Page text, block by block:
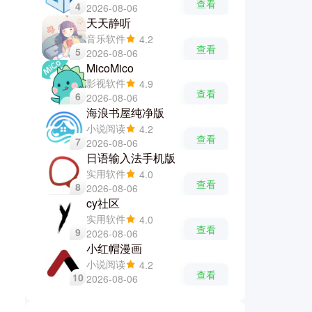
4 2026-08-06
查看
5
天天静听
音乐软件
4.2
2026-08-06
查看
6
MicoMico
影视软件
4.9
2026-08-06
查看
7
海浪书屋纯净版
小说阅读
4.2
2026-08-06
查看
8
日语输入法手机版
实用软件
4.0
2026-08-06
查看
9
cy社区
实用软件
4.0
2026-08-06
查看
10
小红帽漫画
小说阅读
4.2
2026-08-06
查看